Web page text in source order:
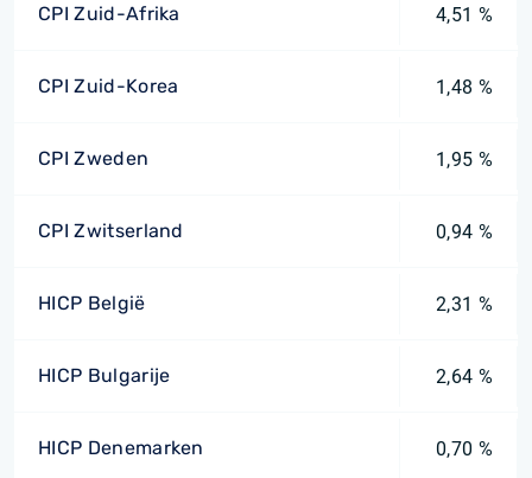
CPI Zuid-Afrika 4,51 %
CPI Zuid-Korea 1,48 %
CPI Zweden 1,95 %
CPI Zwitserland 0,94 %
HICP België 2,31 %
HICP Bulgarije 2,64 %
HICP Denemarken 0,70 %